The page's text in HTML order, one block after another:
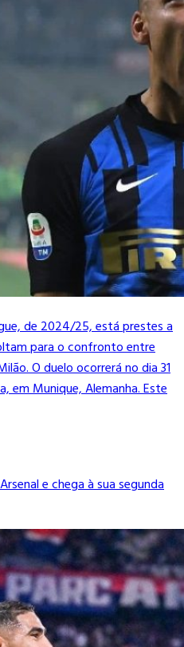
de 2024/25, está prestes a
para o confronto entre
O duelo ocorrerá no dia 31
em Munique, Alemanha. Este
e chega à sua segunda